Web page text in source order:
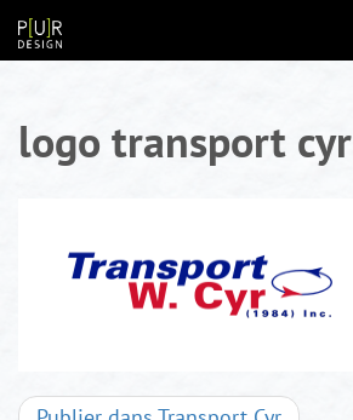
contenu
logo transport cyr